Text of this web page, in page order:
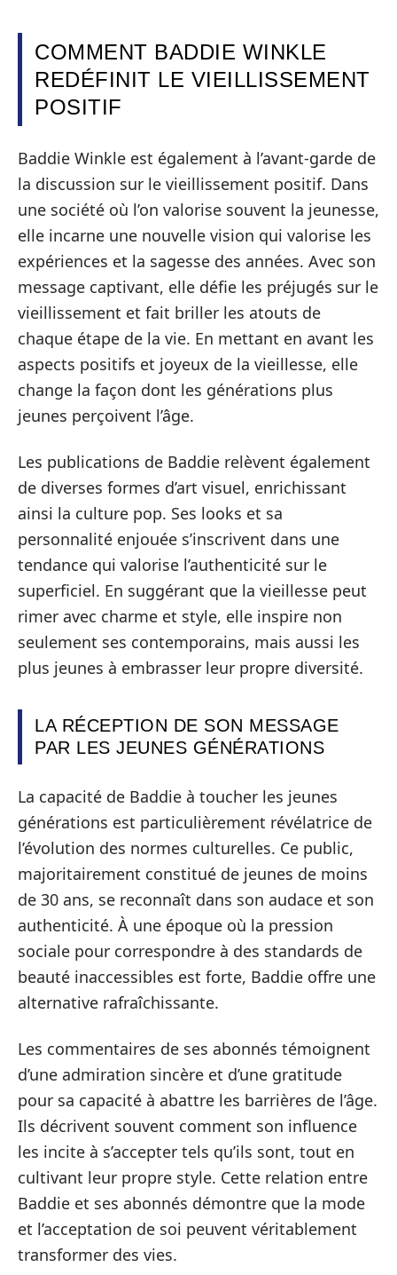
COMMENT BADDIE WINKLE
REDÉFINIT LE VIEILLISSEMENT
POSITIF
Baddie Winkle est également à l’avant-garde de
la discussion sur le vieillissement positif. Dans
une société où l’on valorise souvent la jeunesse,
elle incarne une nouvelle vision qui valorise les
expériences et la sagesse des années. Avec son
message captivant, elle défie les préjugés sur le
vieillissement et fait briller les atouts de
chaque étape de la vie. En mettant en avant les
aspects positifs et joyeux de la vieillesse, elle
change la façon dont les générations plus
jeunes perçoivent l’âge.
Les publications de Baddie relèvent également
de diverses formes d’art visuel, enrichissant
ainsi la culture pop. Ses looks et sa
personnalité enjouée s’inscrivent dans une
tendance qui valorise l’authenticité sur le
superficiel. En suggérant que la vieillesse peut
rimer avec charme et style, elle inspire non
seulement ses contemporains, mais aussi les
plus jeunes à embrasser leur propre diversité.
LA RÉCEPTION DE SON MESSAGE
PAR LES JEUNES GÉNÉRATIONS
La capacité de Baddie à toucher les jeunes
générations est particulièrement révélatrice de
l’évolution des normes culturelles. Ce public,
majoritairement constitué de jeunes de moins
de 30 ans, se reconnaît dans son audace et son
authenticité. À une époque où la pression
sociale pour correspondre à des standards de
beauté inaccessibles est forte, Baddie offre une
alternative rafraîchissante.
Les commentaires de ses abonnés témoignent
d’une admiration sincère et d’une gratitude
pour sa capacité à abattre les barrières de l’âge.
Ils décrivent souvent comment son influence
les incite à s’accepter tels qu’ils sont, tout en
cultivant leur propre style. Cette relation entre
Baddie et ses abonnés démontre que la mode
et l’acceptation de soi peuvent véritablement
transformer des vies.